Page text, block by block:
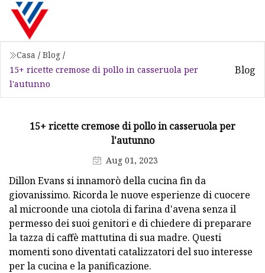
Casa / Blog /
15+ ricette cremose di pollo in casseruola per
l'autunno
Blog
15+ ricette cremose di pollo in casseruola per
l'autunno
Aug 01, 2023
Dillon Evans si innamorò della cucina fin da
giovanissimo. Ricorda le nuove esperienze di cuocere
al microonde una ciotola di farina d'avena senza il
permesso dei suoi genitori e di chiedere di preparare
la tazza di caffè mattutina di sua madre. Questi
momenti sono diventati catalizzatori del suo interesse
per la cucina e la panificazione.